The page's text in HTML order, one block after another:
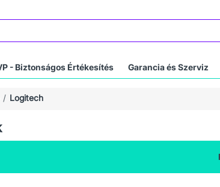
- Biztonságos Értékesítés Garancia és Szerviz
Logitech